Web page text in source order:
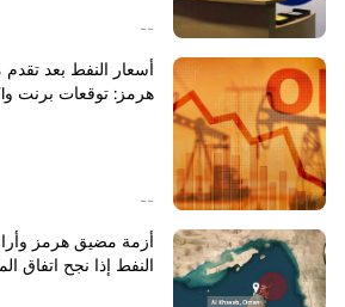
--
أسعار النفط بعد
هرمز: توقعات برنت وWTI
--
أزمة مضيق هرمز
النفط إذا نجح اتفاق